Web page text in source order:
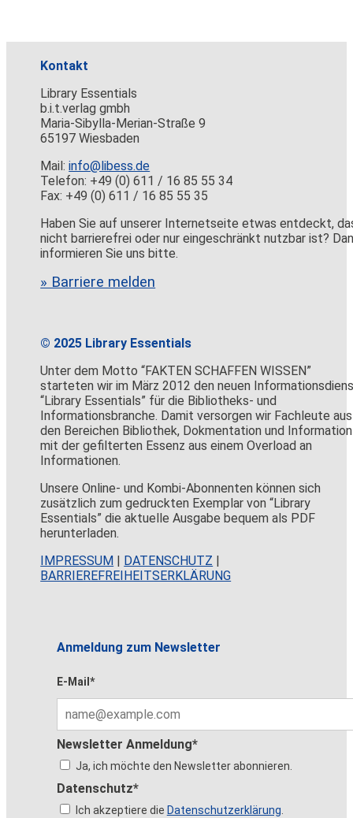
Kontakt
Library Essentials
b.i.t.verlag gmbh
Maria-Sibylla-Merian-Straße 9
65197 Wiesbaden
Mail:info@libess.de
Telefon: +49 (0) 611 / 16 85 55 34
Fax: +49 (0) 611 / 16 85 55 35
Haben Sie auf unserer Internetseite etwas entdeckt,
nicht barrierefrei oder nur eingeschränkt nutzbar ist?
informieren Sie uns bitte.
» Barriere melden
© 2025 Library Essentials
Unter dem Motto “FAKTEN SCHAFFEN WISSEN”
starteten wir im März 2012 den neuen
“Library Essentials” für die Bibliotheks- und
Informationsbranche. Damit versorgen wir Fachleute aus
den Bereichen Bibliothek, Dokmentation und Information
mit der gefilterten Essenz aus einem Overload an
Informationen.
Unsere Online- und Kombi-Abonnenten können sich
zusätzlich zum gedruckten Exemplar von “Library
Essentials” die aktuelle Ausgabe bequem als PDF
herunterladen.
IMPRESSUM
DATENSCHUTZ
BARRIEREFREIHEITSERKLÄRUNG
Anmeldung zum Newsletter
E-Mail*
Newsletter Anmeldung*
Ja, ich möchte den Newsletter abonnieren.
Datenschutz*
Ich akzeptiere die Datenschutzerklärung.